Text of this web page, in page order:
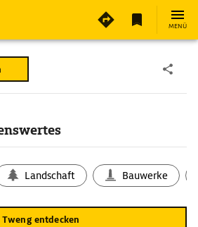
MENÜ
Landschaft Bauwerke
Tweng entdecken